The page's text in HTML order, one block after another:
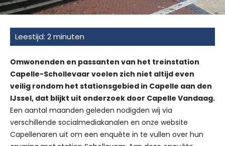
Omwonenden en passanten van het treinstation
Capelle-Schollevaar voelen zich niet altijd even
veilig rondom het stationsgebied in Capelle aan den
IJssel, dat blijkt uit onderzoek door Capelle Vandaag.
Een aantal maanden geleden nodigden wij via
verschillende socialmediakanalen en onze website
Capellenaren uit om een enquête in te vullen over hun